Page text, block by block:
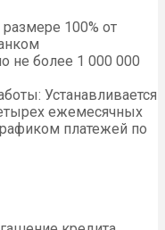
100% от
не более 1 000 000
Устанавливается
ежемесячных
платежей по